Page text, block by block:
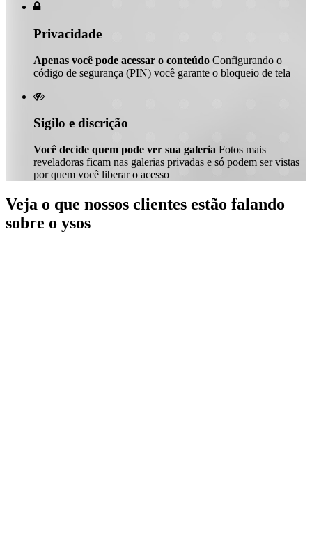

Privacidade
Apenas você pode acessar o conteúdo Configurando o
código de segurança (PIN) você garante o bloqueio de tela

Sigilo e discrição
Você decide quem pode ver sua galeria Fotos mais
reveladoras ficam nas galerias privadas e só podem ser vistas
por quem você liberar o acesso
Veja o que nossos clientes estão falando
sobre o ysos